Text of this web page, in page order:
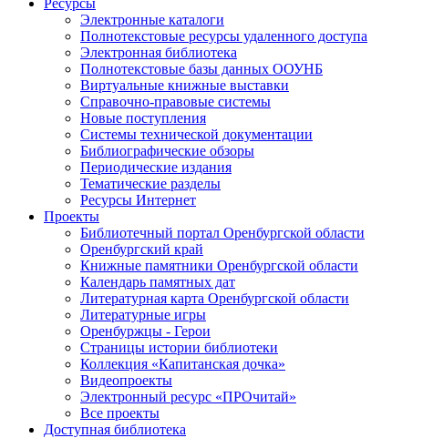
Ресурсы
Электронные каталоги
Полнотекстовые ресурсы удаленного доступа
Электронная библиотека
Полнотекстовые базы данных ООУНБ
Виртуальные книжные выставки
Справочно-правовые системы
Новые поступления
Cистемы технической документации
Библиографические обзоры
Периодические издания
Тематические разделы
Ресурсы Интернет
Проекты
Библиотечный портал Оренбургской области
Оренбургский край
Книжные памятники Оренбургской области
Календарь памятных дат
Литературная карта Оренбургской области
Литературные игры
Оренбуржцы - Герои
Страницы истории библиотеки
Коллекция «Капитанская дочка»
Видеопроекты
Электронный ресурс «ПРОчитай»
Все проекты
Доступная библиотека